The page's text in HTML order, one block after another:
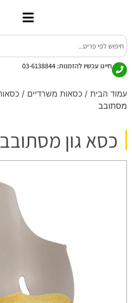
חייגו עכשיו להזמנות: 03-6138844
עמוד הבית / כסאות משרדיים /
מסתובב
כסא גון מסתובב